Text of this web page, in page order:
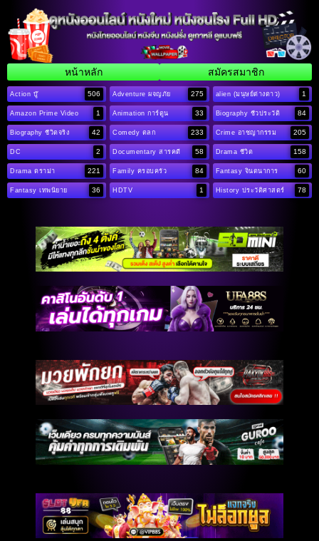
หน้าหลัก สมัครสมาชิก
Action บู๊ 506 Adventure ผจญภัย 275 alien (มนุษย์ต่างดาว) 1
Amazon Prime Video 1 Animation การ์ตูน 33 Biography ชีวประวัติ 84
Biography ชีวิตจริง 42 Comedy ตลก 233 Crime อาชญากรรม 205
DC 2 Documentary สารคดี 58 Drama ชีวิต 158
Drama ดราม่า 221 Family ครอบครัว 84 Fantasy จินตนาการ 60
Fantasy เทพนิยาย 36 HDTV 1 History ประวัติศาสตร์ 78